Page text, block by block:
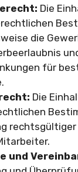
Die
die
für
Die
und